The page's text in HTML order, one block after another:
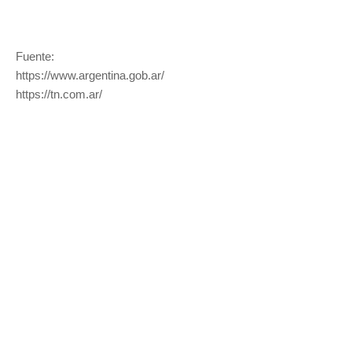
Fuente:
https://www.argentina.gob.ar/
https://tn.com.ar/